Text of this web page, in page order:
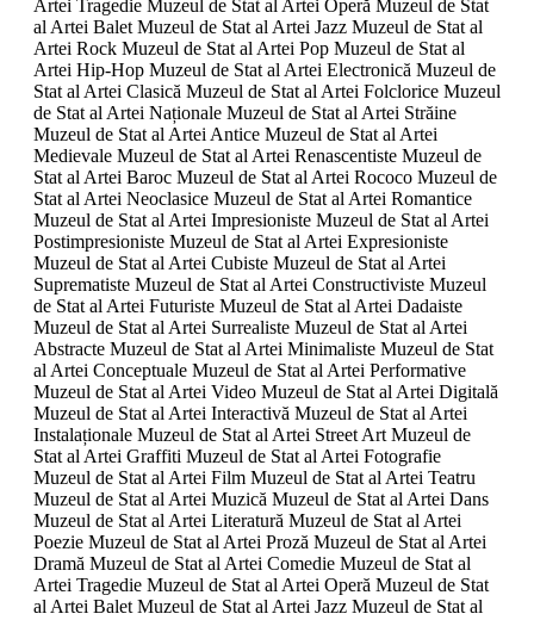
Artei Tragedie Muzeul de Stat al Artei Operă Muzeul de Stat
al Artei Balet Muzeul de Stat al Artei Jazz Muzeul de Stat al
Artei Rock Muzeul de Stat al Artei Pop Muzeul de Stat al
Artei Hip-Hop Muzeul de Stat al Artei Electronică Muzeul de
Stat al Artei Clasică Muzeul de Stat al Artei Folclorice Muzeul
de Stat al Artei Naționale Muzeul de Stat al Artei Străine
Muzeul de Stat al Artei Antice Muzeul de Stat al Artei
Medievale Muzeul de Stat al Artei Renascentiste Muzeul de
Stat al Artei Baroc Muzeul de Stat al Artei Rococo Muzeul de
Stat al Artei Neoclasice Muzeul de Stat al Artei Romantice
Muzeul de Stat al Artei Impresioniste Muzeul de Stat al Artei
Postimpresioniste Muzeul de Stat al Artei Expresioniste
Muzeul de Stat al Artei Cubiste Muzeul de Stat al Artei
Suprematiste Muzeul de Stat al Artei Constructiviste Muzeul
de Stat al Artei Futuriste Muzeul de Stat al Artei Dadaiste
Muzeul de Stat al Artei Surrealiste Muzeul de Stat al Artei
Abstracte Muzeul de Stat al Artei Minimaliste Muzeul de Stat
al Artei Conceptuale Muzeul de Stat al Artei Performative
Muzeul de Stat al Artei Video Muzeul de Stat al Artei Digitală
Muzeul de Stat al Artei Interactivă Muzeul de Stat al Artei
Instalaționale Muzeul de Stat al Artei Street Art Muzeul de
Stat al Artei Graffiti Muzeul de Stat al Artei Fotografie
Muzeul de Stat al Artei Film Muzeul de Stat al Artei Teatru
Muzeul de Stat al Artei Muzică Muzeul de Stat al Artei Dans
Muzeul de Stat al Artei Literatură Muzeul de Stat al Artei
Poezie Muzeul de Stat al Artei Proză Muzeul de Stat al Artei
Dramă Muzeul de Stat al Artei Comedie Muzeul de Stat al
Artei Tragedie Muzeul de Stat al Artei Operă Muzeul de Stat
al Artei Balet Muzeul de Stat al Artei Jazz Muzeul de Stat al